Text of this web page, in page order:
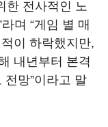
한 전사적인 노
며 “게임 별 매
이 하락했지만,
내년부터 본격
망”이라고 말